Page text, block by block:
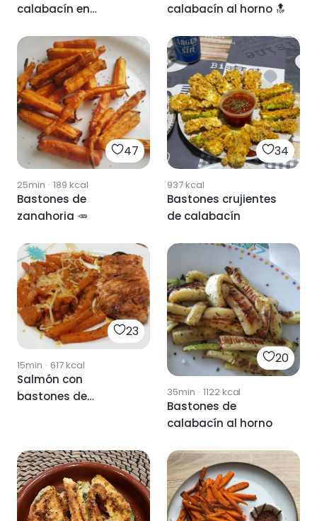
calabacín en
calabacín al horno 🔝
47
25min · 189 kcal
Bastones de
zanahoria 🥕
34
937kcal
Bastones crujientes
de calabacín
23
15min · 617kcal
Salmón con
bastones de
20
35min · 1122kcal
Bastones de
calabacín al horno